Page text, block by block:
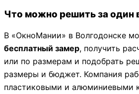
Что можно решить за один
В «ОкноМании» в Волгодонске
бесплатный замер, получить
или по размерам и подобрать
размеры и бюджет. Компания
пластиковыми и алюминиевыми